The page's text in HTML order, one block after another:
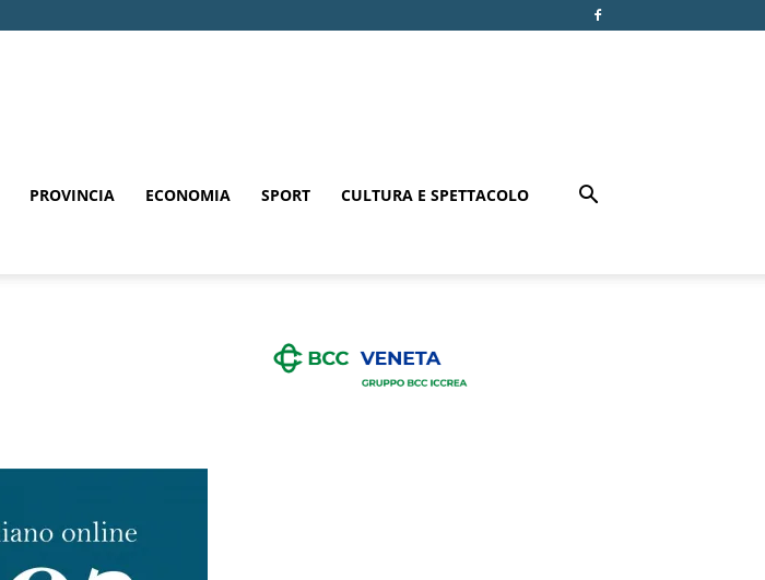
PROVINCIA ECONOMIA SPORT CULTURA E SPETTACOLO